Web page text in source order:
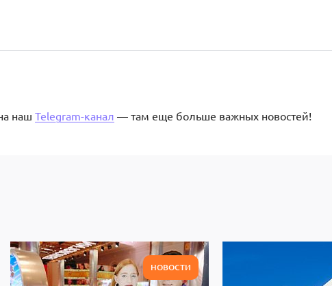
наш Telegram-канал — там еще больше важных новостей!
НОВОСТИ